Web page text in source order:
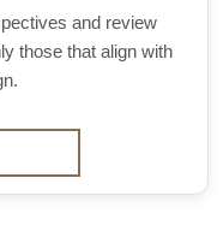
and review
those that align with